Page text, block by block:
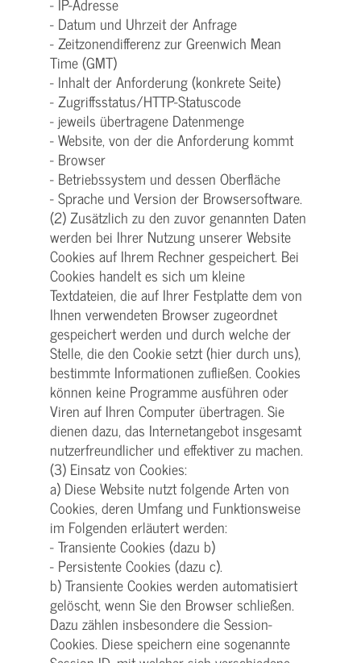
- Datum und Uhrzeit der Anfrage
- Zeitzonendifferenz zur Greenwich Mean
Time (GMT)
- Inhalt der Anforderung (konkrete Seite)
- Zugriffsstatus/HTTP-Statuscode
- jeweils übertragene Datenmenge
- Website, von der die Anforderung kommt
- Browser
- Betriebssystem und dessen Oberfläche
- Sprache und Version der Browsersoftware.
(2) Zusätzlich zu den zuvor genannten Daten
werden bei Ihrer Nutzung unserer Website
Cookies auf Ihrem Rechner gespeichert. Bei
Cookies handelt es sich um kleine
Textdateien, die auf Ihrer Festplatte dem von
Ihnen verwendeten Browser zugeordnet
gespeichert werden und durch welche der
Stelle, die den Cookie setzt (hier durch uns),
bestimmte Informationen zufließen. Cookies
können keine Programme ausführen oder
Viren auf Ihren Computer übertragen. Sie
dienen dazu, das Internetangebot insgesamt
nutzerfreundlicher und effektiver zu machen.
(3) Einsatz von Cookies:
a) Diese Website nutzt folgende Arten von
Cookies, deren Umfang und Funktionsweise
im Folgenden erläutert werden:
- Transiente Cookies (dazu b)
- Persistente Cookies (dazu c).
b) Transiente Cookies werden automatisiert
gelöscht, wenn Sie den Browser schließen.
Dazu zählen insbesondere die Session-
Cookies. Diese speichern eine sogenannte